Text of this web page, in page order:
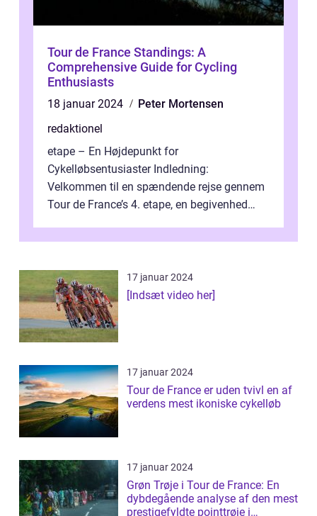
Tour de France Standings: A
Comprehensive Guide for Cycling
Enthusiasts
18 januar 2024
Peter Mortensen
redaktionel
etape – En Højdepunkt for
Cykelløbsentusiaster Indledning:
Velkommen til en spændende rejse gennem
Tour de France’s 4. etape, en begivenhed
enestående præs...
17 januar 2024
[Indsæt video her]
17 januar 2024
Tour de France er uden tvivl en af
verdens mest ikoniske cykelløb
17 januar 2024
Grøn Trøje i Tour de France: En
dybdegående analyse af den mest
prestigefyldte pointtrøje i